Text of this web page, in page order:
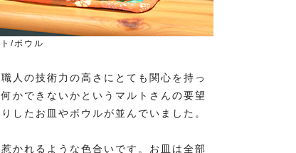
/ボウル
人の技術力の高さにとても関心を持っ
かできないかというマルトさんの要望
したお皿やボウルが並んでいました。
かれるような色合いです。お皿は全部